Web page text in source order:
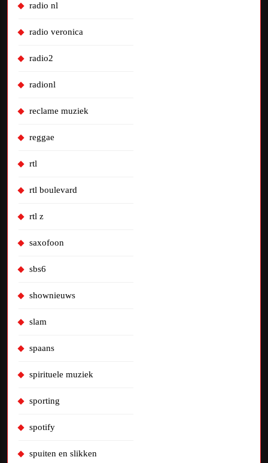
radio nl
radio veronica
radio2
radionl
reclame muziek
reggae
rtl
rtl boulevard
rtl z
saxofoon
sbs6
shownieuws
slam
spaans
spirituele muziek
sporting
spotify
spuiten en slikken